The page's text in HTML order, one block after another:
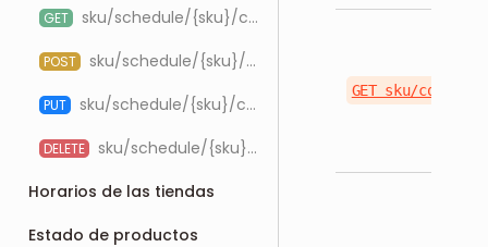
GET sku/schedule/{sku}/corridor/{corridorId}/integration/{integrationId}
POST sku/schedule/{sku}/corridor/{corridorId}/integration/{integrationId}
PUT sku/schedule/{sku}/corridor/{corridorId}/integration/{integrationId}
DELETE
sku/schedule/{sku}/corridor/{corridorId}/integration/{integrationId}/{corridorProductScheduleId}
Horarios de las tiendas
Estado de productos
GET sku/